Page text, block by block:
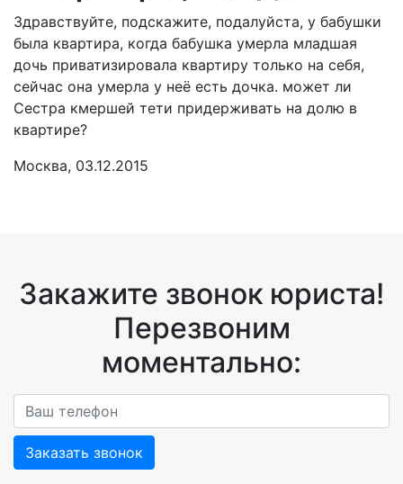
Здравствуйте, подскажите, подалуйста, у бабушки
была квартира, когда бабушка умерла младшая
дочь приватизировала квартиру только на себя,
сейчас она умерла у неё есть дочка. может ли
Сестра кмершей тети придерживать на долю в
квартире?
Москва, 03.12.2015
Закажите звонок юриста!
Перезвоним
моментально:
Заказать звонок